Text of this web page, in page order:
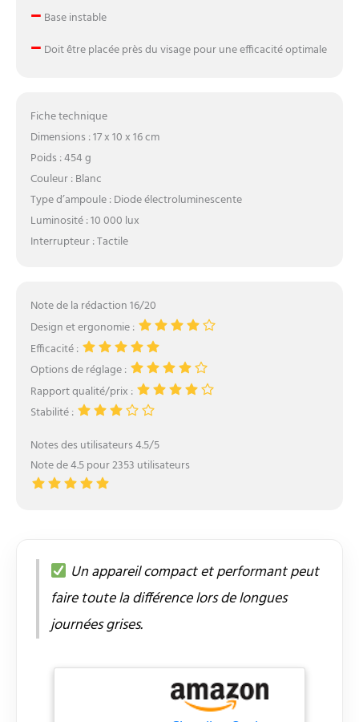
– Base instable
– Doit être placée près du visage pour une efficacité optimale
Fiche technique
Dimensions : 17 x 10 x 16 cm
Poids : 454 g
Couleur : Blanc
Type d’ampoule : Diode électroluminescente
Luminosité : 10 000 lux
Interrupteur : Tactile
Note de la rédaction 16/20
Design et ergonomie :
Efficacité :
Options de réglage :
Rapport qualité/prix :
Stabilité :
Notes des utilisateurs 4.5/5
Note de 4.5 pour 2353 utilisateurs
Un appareil compact et performant peut
faire toute la différence lors de longues
journées grises.